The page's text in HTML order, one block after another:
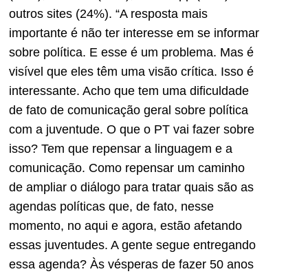
outros sites (24%). “A resposta mais
importante é não ter interesse em se informar
sobre política. E esse é um problema. Mas é
visível que eles têm uma visão crítica. Isso é
interessante. Acho que tem uma dificuldade
de fato de comunicação geral sobre política
com a juventude. O que o PT vai fazer sobre
isso? Tem que repensar a linguagem e a
comunicação. Como repensar um caminho
de ampliar o diálogo para tratar quais são as
agendas políticas que, de fato, nesse
momento, no aqui e agora, estão afetando
essas juventudes. A gente segue entregando
essa agenda? Às vésperas de fazer 50 anos